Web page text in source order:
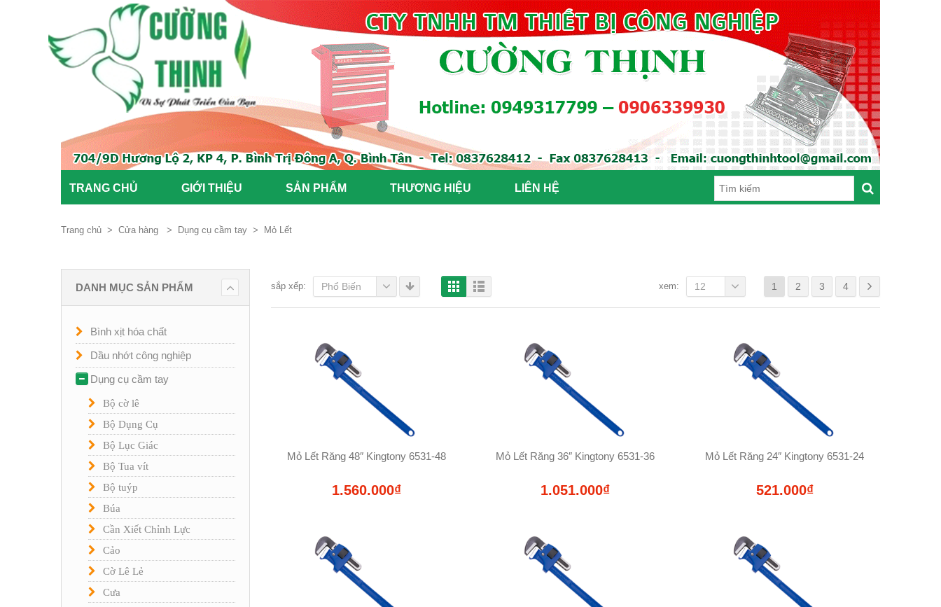
TRANG CHỦ GIỚI THIỆU SẢN PHẨM THƯƠNG HIỆU LIÊN HỆ
Trang chủ > Cửa hàng > Dụng cụ cầm tay > Mỏ Lết
sắp xếp: Phổ Biến 1 2 3 4
xem: 12
Mỏ Lết Răng 48″ Kingtony 6531-48
1.560.000₫
Mỏ Lết Răng 36″ Kingtony 6531-36
1.051.000₫
Mỏ Lết Răng 24″ Kingtony 6531-24
521.000₫
DANH MỤC SẢN PHẨM
Bình xịt hóa chất
Dầu nhớt công nghiệp
Dụng cụ cầm tay
Bộ cờ lê
Bộ Dụng Cụ
Bộ Lục Giác
Bộ Tua vít
Bộ tuýp
Búa
Cần Xiết Chỉnh Lực
Cảo
Cờ Lê Lẻ
Cưa